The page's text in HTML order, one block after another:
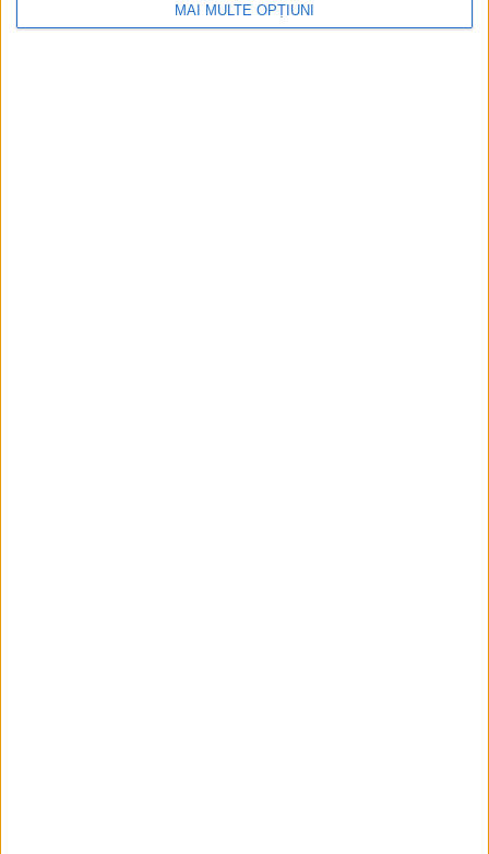
MAI MULTE OPȚIUNI
CELE MAI VIZITATE